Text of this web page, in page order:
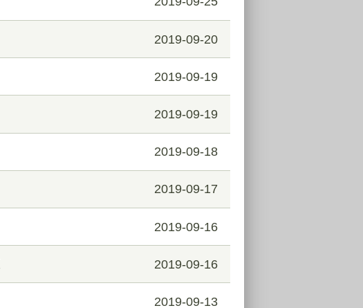
2019-09-20
2019-09-19
2019-09-19
2019-09-18
2019-09-17
2019-09-16
2019-09-16
2019-09-13